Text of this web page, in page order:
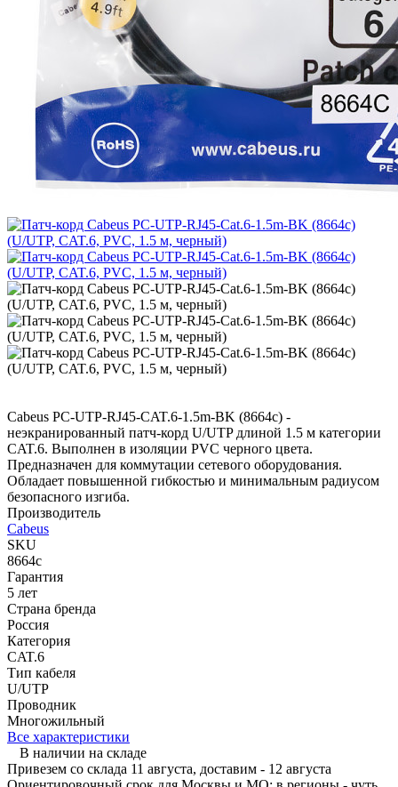
Cabeus PC-UTP-RJ45-CAT.6-1.5m-BK (8664c) -
неэкранированный патч-корд U/UTP длиной 1.5 м категории
CAT.6. Выполнен в изоляции PVC черного цвета.
Предназначен для коммутации сетевого оборудования.
Обладает повышенной гибкостью и минимальным радиусом
безопасного изгиба.
Производитель
Cabeus
SKU
8664c
Гарантия
5 лет
Страна бренда
Россия
Категория
CAT.6
Тип кабеля
U/UTP
Проводник
Многожильный
Все характеристики
В наличии на складе
Привезем со склада 11 августа, доставим - 12 августа